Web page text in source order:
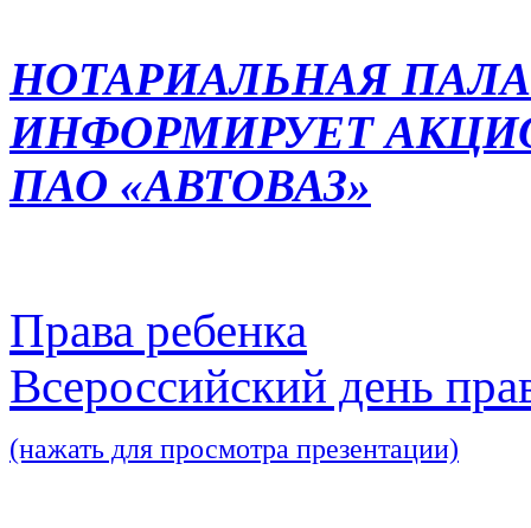
НОТАРИАЛЬНАЯ
ИНФОРМИРУЕТ
ПАО «АВТОВАЗ»
Права ребенка
Всероссийский день
(нажать для просмотра презентации)